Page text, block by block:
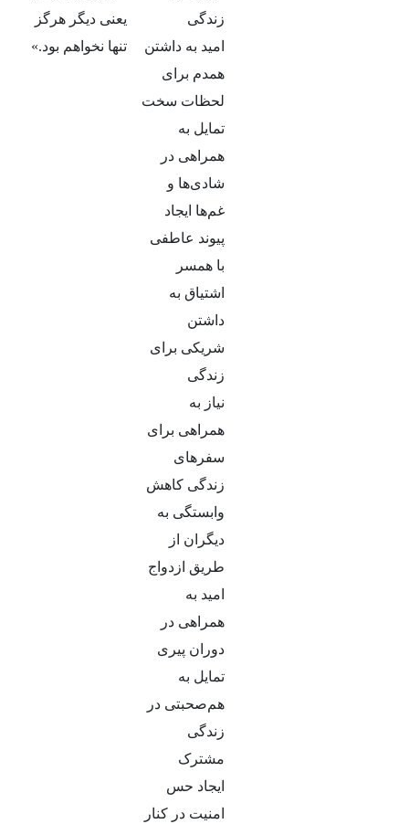
زندگی
امید به داشتن
همدم برای
لحظات سخت
تمایل به
همراهی در
شادی‌ها و
غم‌ها ایجاد
پیوند عاطفی
با همسر
اشتیاق به
داشتن
شریکی برای
زندگی
نیاز به
همراهی برای
سفرهای
زندگی کاهش
وابستگی به
دیگران از
طریق ازدواج
امید به
همراهی در
دوران پیری
تمایل به
هم‌صحبتی در
زندگی
مشترک
ایجاد حس
امنیت در کنار
یعنی دیگر هرگز
تنها نخواهم بود.»